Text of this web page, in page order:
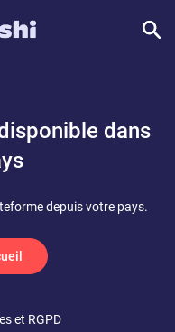
dans
depuis votre pays.
et RGPD